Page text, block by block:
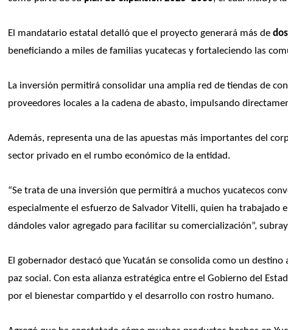
El mandatario estatal detalló que el proyecto generará más de
beneficiando a miles de familias yucatecas y fortaleciendo las
La inversión permitirá consolidar una amplia red de tiendas de
proveedores locales a la cadena de abasto, impulsando
Además, representa una de las apuestas más importantes del
sector privado en el rumbo económico de la entidad.
“Se trata de una inversión que permitirá a muchos yucatecos
especialmente el esfuerzo de Salvador Vitelli, quien ha trabajado
dándoles valor agregado para facilitar su comercialización”,
El gobernador destacó que Yucatán se consolida como un
paz social. Con esta alianza estratégica entre el Gobierno del
por el bienestar compartido y el desarrollo con rostro humano.